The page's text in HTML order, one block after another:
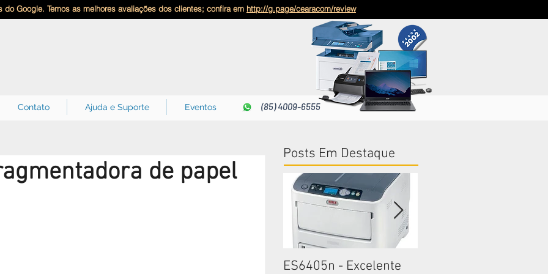
Google. Temos as melhores avaliações dos clientes; confira em http://g.page/cearacom/review
Contato Ajuda e Suporte Eventos (85) 4009-6555
de papel
Posts Em Destaque
ES6405n - Excelente